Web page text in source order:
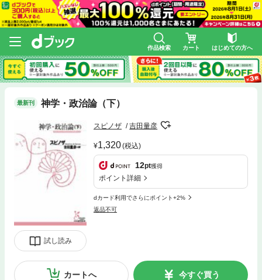
作品検索 カート はじめての方へ
最新刊 神学・政治論（下）
試し読み
スピノザ 吉田量彦
1,320(税込)
12pt獲得
ポイント詳細
dカード利用でさらにポイント+2%
返品不可
カートへ 今すぐ買う